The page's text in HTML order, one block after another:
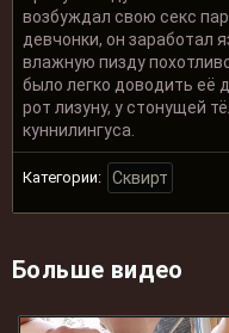
возбуждал свою секс
девчонки, он заработал
влажную пизду
было легко доводить её
рот лизуну, у стонущей
куннилингуса.
Категории: Сквирт
Больше видео